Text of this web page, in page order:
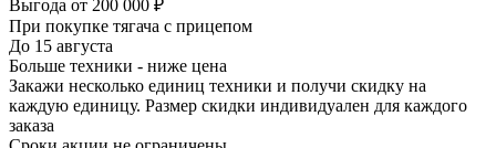
Выгода от 200 000 ₽
При покупке тягача с прицепом
До 15 августа
Больше техники - ниже цена
Закажи несколько единиц техники и получи скидку на
каждую единицу. Размер скидки индивидуален для каждого
заказа